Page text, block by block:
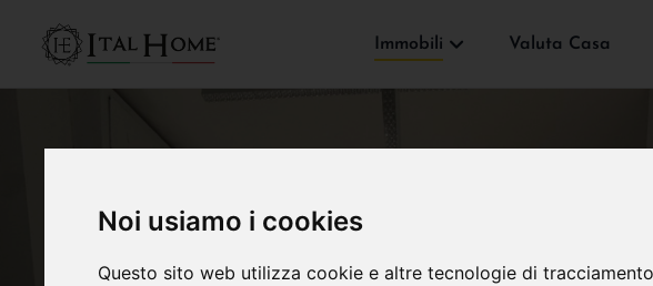
Noi usiamo i cookies
Questo sito web utilizza cookie e altre tecnologie di
Immobili Valuta Casa